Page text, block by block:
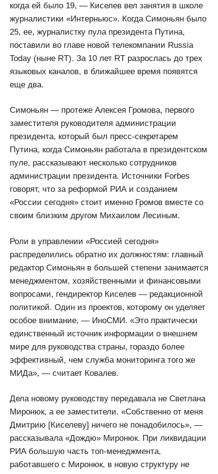
когда ей было 19, — Киселев вел занятия в школе
журналистики «Интерньюс». Когда Симоньян было
25, ее, журналистку пула президента Путина,
поставили во главе новой телекомпании Russia
Today (ныне RT). За 10 лет RT разрослась до трех
языковых каналов, в ближайшее время появятся
еще два.
Симоньян — протеже Алексея Громова, первого
заместителя руководителя администрации
президента, который был пресс-секретарем
Путина, когда Симоньян работала в президентском
пуле, рассказывают несколько сотрудников
администрации президента. Источники Forbes
говорят, что за реформой РИА и созданием
«России сегодня» стоит именно Громов вместе со
своим близким другом Михаилом Лесиным.
Роли в управлении «Россией сегодня»
распределились обратно их должностям: главный
редактор Симоньян в большей степени занимается
менеджментом, хозяйственными и финансовыми
вопросами, гендиректор Киселев — редакционной
политикой. Один из проектов, которому он уделяет
особое внимание, — ИноСМИ. «Это практически
единственный источник информации о внешнем
мире для руководства страны, гораздо более
эффективный, чем служба мониторинга того же
МИДа», — считает Ковалев.
Дела новому руководству передавала не Светлана
Миронюк, а ее заместители. «Собственно от меня
Дмитрию [Киселеву] ничего не понадобилось», —
рассказывала «Дождю» Миронюк. При ликвидации
РИА большую часть топ-менеджмента,
работавшего с Миронюк, в новую структуру не